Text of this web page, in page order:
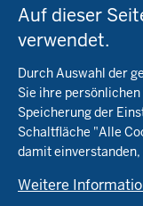
Auf dieser
verwendet.
Durch Auswahl der
Sie ihre
Speicherung der
Schaltfläche "Alle
damit einverstanden,
Weitere
in
der
Fachinfo
Öko-Modellregionen
Pflanzenbau
Tierhaltung
Markt
Umstellung
Beratung
Bioland
Versuche
Leitbetriebe